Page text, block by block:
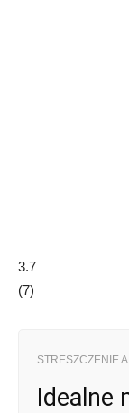
3.7
(7)
STRESZCZENIE AI
Idealne